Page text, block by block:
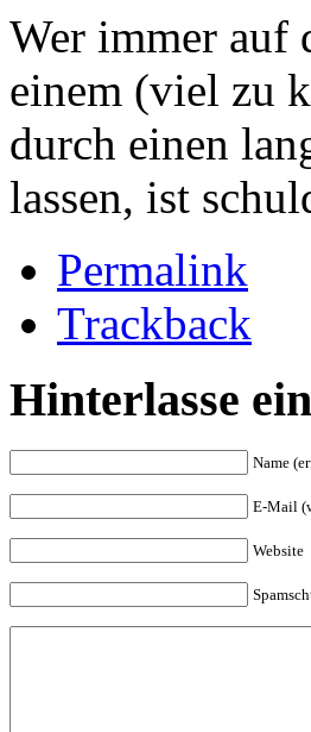
Wer immer auf
einem (viel zu
durch einen
lassen, ist
Permalink
Trackback
Hinterlasse
Name
E-Mail
Website
Spam